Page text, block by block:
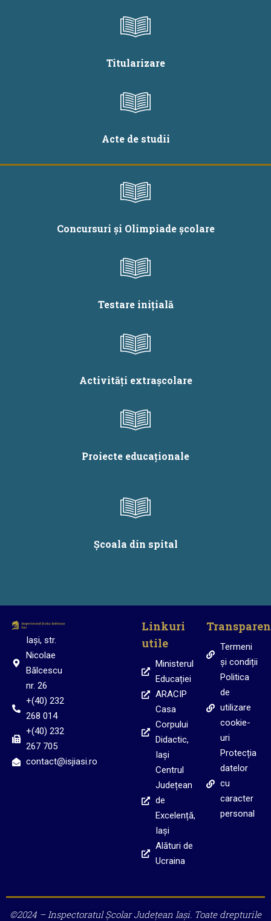
Titularizare
Acte de studii
Concursuri și Olimpiade școlare
Testare inițială
Activități extrașcolare
Proiecte educaționale
Școala din spital
Iași, str.
Nicolae
Bălcescu
nr. 26
+(40) 232
268 014
+(40) 232
267 705
contact@isjiasi.ro
Linkuri
utile
Ministerul
Educației
ARACIP
Casa
Corpului
Didactic,
Iași
Centrul
Județean
de
Excelență,
Iași
Alături de
Ucraina
Termeni
și condiții
Politica
de
utilizare
cookie-
uri
Protecția
datelor
cu
caracter
personal
©2024 – Inspectoratul Școlar Județean Iași. Toate drepturile